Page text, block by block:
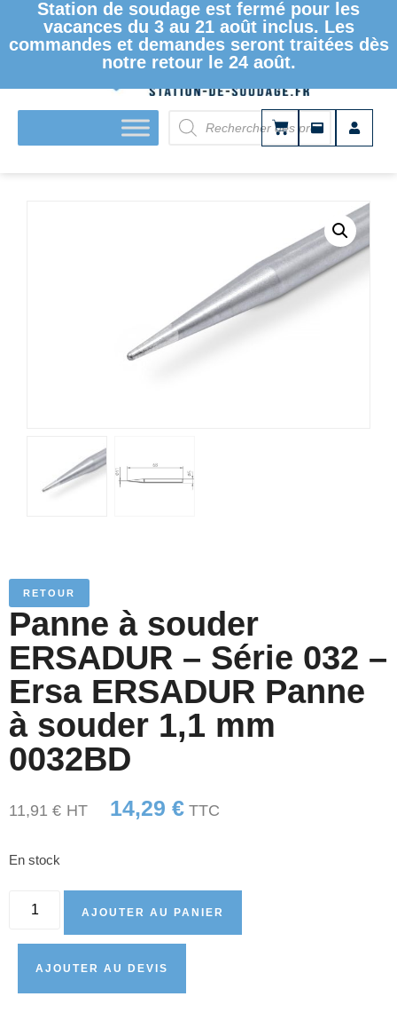
Station de soudage est fermé pour les
vacances du 3 au 21 août inclus. Les
commandes et demandes seront traitées dès
notre retour le 24 août.
PANNES À SOUDER ET DESSOUDER
À SOUDER 1,1 MM 0032BD
RETOUR
Panne à souder
ERSADUR – Série 032 –
Ersa ERSADUR Panne
à souder 1,1 mm
0032BD
11,91 € HT 14,29 € TTC
En stock
AJOUTER AU PANIER
AJOUTER AU DEVIS